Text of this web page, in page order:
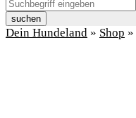
suchen
Dein Hundeland » Shop »